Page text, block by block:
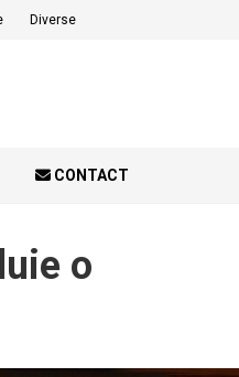
Diverse
CONTACT
o